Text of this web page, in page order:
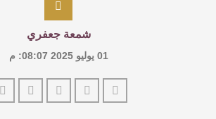
شمعة جعفري
01 يوليو 2025 08:07: م